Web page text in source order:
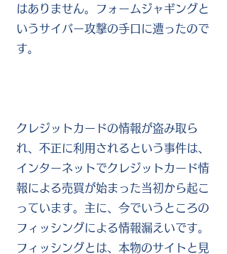
はありません。フォームジャギングと
いうサイバー攻撃の手口に遭ったので
す。
クレジットカードの情報が盗み取ら
れ、不正に利用されるという事件は、
インターネットでクレジットカード情
報による売買が始まった当初から起こ
っています。主に、今でいうところの
フィッシングによる情報漏えいです。
フィッシングとは、本物のサイトと見